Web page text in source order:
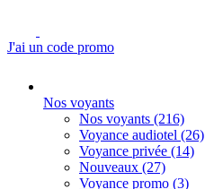
J'ai un code promo
Nos voyants
Nos voyants (216)
Voyance audiotel (26)
Voyance privée (14)
Nouveaux (27)
Voyance promo (3)